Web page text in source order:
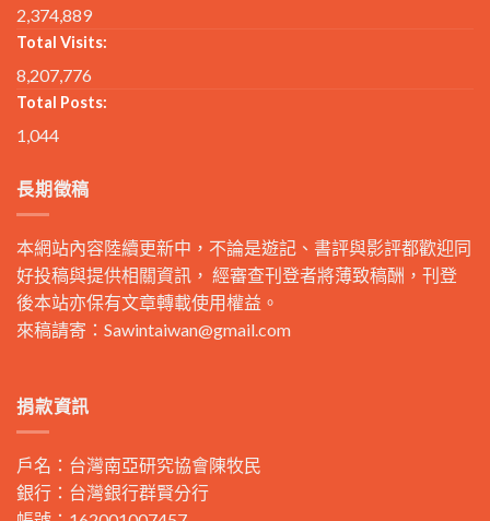
2,374,889
Total Visits:
8,207,776
Total Posts:
1,044
長期徵稿
本網站內容陸續更新中，不論是遊記、書評與影評都歡迎同
好投稿與提供相關資訊， 經審查刊登者將薄致稿酬，刊登
後本站亦保有文章轉載使用權益。
來稿請寄： Sawintaiwan@gmail.com
捐款資訊
戶名：台灣南亞研究協會陳牧民
銀行：台灣銀行群賢分行